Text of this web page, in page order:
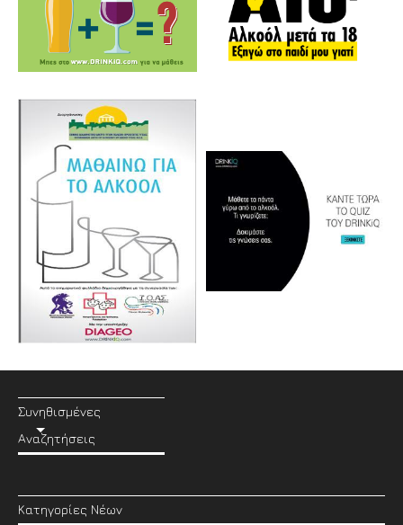
Συνηθισμένες
Αναζητήσεις
Κατηγορίες Νέων